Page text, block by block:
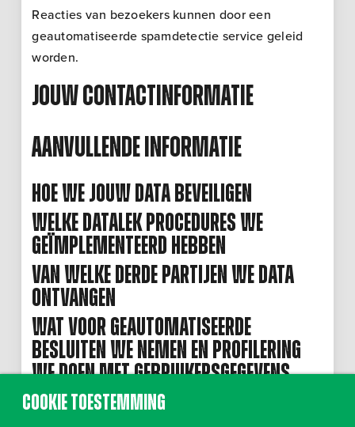
Reacties van bezoekers kunnen door een
geautomatiseerde spamdetectie service geleid
worden.
Jouw contactinformatie
Aanvullende informatie
Hoe we jouw data beveiligen
Welke datalek procedures we
geïmplementeerd hebben
Van welke derde partijen we data
ontvangen
Wat voor geautomatiseerde
besluiten we nemen en profilering
we doen met gebruikersgegevens
Openbaarmakingsverplichtingen
Cookie toestemming